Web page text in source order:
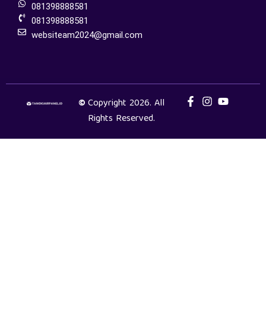
081398888581
081398888581
websiteam2024@gmail.com
©Copyright 2026. All
Rights Reserved.